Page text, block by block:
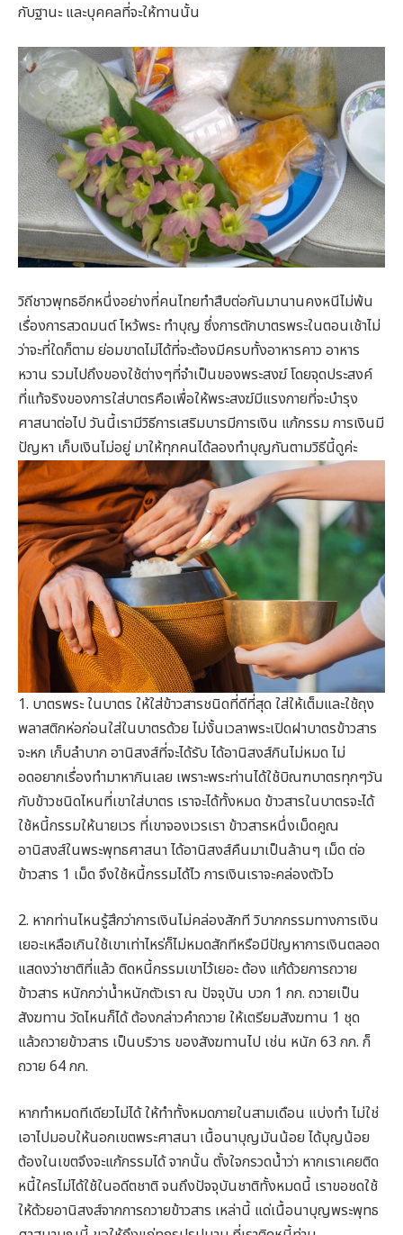
กับฐานะ และบุคคลที่จะให้ทานนั้น
วิถีชาวพุทธอีกหนึ่งอย่างที่คนไทยทำสืบต่อกันมานานคงหนีไม่พ้น
เรื่องการสวดมนต์ ไหว้พระ ทำบุญ ซึ่งการตักบาตรพระในตอนเช้าไม่
ว่าจะที่ใดก็ตาม ย่อมขาดไม่ได้ที่จะต้องมีครบทั้งอาหารคาว อาหาร
หวาน รวมไปถึงของใช้ต่างๆที่จำเป็นของพระสงฆ์ โดยจุดประสงค์
ที่แท้จริงของการใส่บาตรคือเพื่อให้พระสงฆ์มีแรงกายที่จะบำรุง
ศาสนาต่อไป วันนี้เรามีวิธีการเสริมบารมีการเงิน แก้กรรม การเงินมี
ปัญหา เก็บเงินไม่อยู่ มาให้ทุกคนได้ลองทำบุญกันตามวิธีนี้ดูค่ะ
1. บาตรพระ ในบาตร ให้ใส่ข้าวสารชนิดที่ดีที่สุด ใส่ให้เต็มและใช้ถุง
พลาสติกห่อก่อนใส่ในบาตรด้วย ไม่งั้นเวลาพระเปิดฝาบาตรข้าวสาร
จะหก เก็บลำบาก อานิสงส์ที่จะได้รับ ได้อานิสงส์กินไม่หมด ไม่
อดอยากเรื่องทำมาหากินเลย เพราะพระท่านได้ใช้บิณฑบาตรทุกๆวัน
กับข้าวชนิดไหนที่เขาใส่บาตร เราจะได้ทั้งหมด ข้าวสารในบาตรจะได้
ใช้หนี้กรรมให้นายเวร ที่เขาจองเวรเรา ข้าวสารหนึ่งเม็ดคูณ
อานิสงส์ในพระพุทธศาสนา ได้อานิสงส์คืนมาเป็นล้านๆ เม็ด ต่อ
ข้าวสาร 1 เม็ด จึงใช้หนี้กรรมได้ไว การเงินเราจะคล่องตัวไว
2. หากท่านไหนรู้สึกว่าการเงินไม่คล่องสักที วิบากกรรมทางการเงิน
เยอะเหลือเกินใช้เขาเท่าไหร่ก็ไม่หมดสักทีหรือมีปัญหาการเงินตลอด
แสดงว่าชาติที่แล้ว ติดหนี้กรรมเขาไว้เยอะ ต้อง แก้ด้วยการถวาย
ข้าวสาร หนักกว่าน้ำหนักตัวเรา ณ ปัจจุบัน บวก 1 กก. ถวายเป็น
สังฆทาน วัดไหนก็ได้ ต้องกล่าวคำถวาย ให้เตรียมสังฆทาน 1 ชุด
แล้วถวายข้าวสาร เป็นบริวาร ของสังฆทานไป เช่น หนัก 63 กก. ก็
ถวาย 64 กก.
หากทำหมดทีเดียวไม่ได้ ให้ทำทั้งหมดภายในสามเดือน แบ่งทำ ไม่ใช่
เอาไปมอบให้นอกเขตพระศาสนา เนื้อนาบุญมันน้อย ได้บุญน้อย
ต้องในเขตจึงจะแก้กรรมได้ จากนั้น ตั้งใจกรวดน้ำว่า หากเราเคยติด
หนี้ใครไม่ได้ใช้ในอดีตชาติ จนถึงปัจจุบันชาติทั้งหมดนี้ เราขอชดใช้
ให้ด้วยอานิสงส์จากการถวายข้าวสาร เหล่านี้ แด่เนื้อนาบุญพระพุทธ